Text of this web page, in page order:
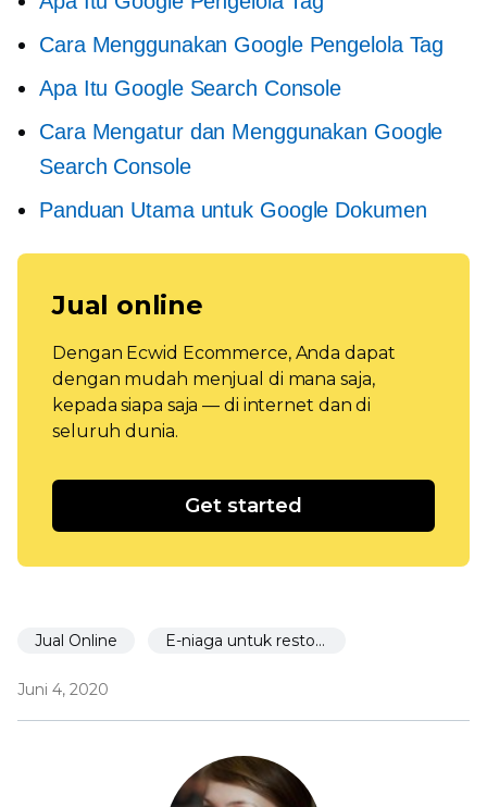
Cara Menggunakan Google Pengelola Tag
Apa Itu Google Search Console
Cara Mengatur dan Menggunakan Google
Search Console
Panduan Utama untuk Google Dokumen
Jual online
Dengan Ecwid Ecommerce, Anda dapat
dengan mudah menjual di mana saja,
kepada siapa saja — di internet dan di
seluruh dunia.
Get started
Jual Online E-niaga untuk restoran
Juni 4, 2020